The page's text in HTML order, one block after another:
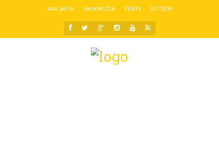
ANA SAYFA HAKKIMIZDA KÜNYE İLETIŞIM